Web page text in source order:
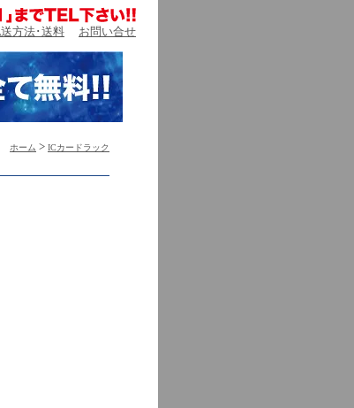
方法･送料 お問い合せ
ホーム > ICカードラック